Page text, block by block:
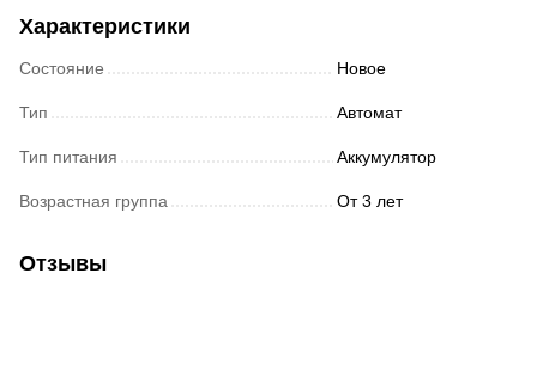
Характеристики
Состояние Новое
Тип Автомат
Тип питания Аккумулятор
Возрастная группа От 3 лет
Отзывы